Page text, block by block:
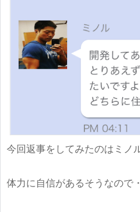
今回返事をしてみたのはミノ
体力に自信があるそうなので